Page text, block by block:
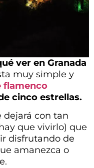
ver en Granada
muy simple y
flamenco
cinco estrellas.
dejará con tan
que vivirlo) que
disfrutando de
amanezca o